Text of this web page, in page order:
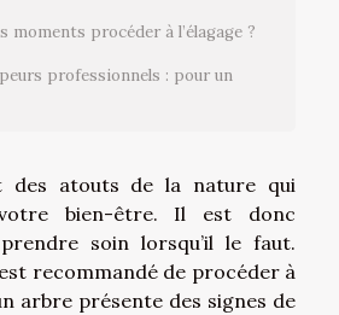
moments procéder à l’élagage ?
professionnels : pour un
des atouts de la nature qui
bien-être. Il est donc
soin lorsqu’il le faut.
recommandé de procéder à
arbre présente des signes de